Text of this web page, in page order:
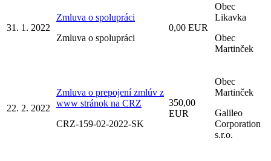
31. 1. 2022
Zmluva o spolupráci
Zmluva o spolupráci
0,00 EUR
Obec
Likavka
Obec
Martinček
22. 2. 2022
Zmluva o prepojení zmlúv z
www stránok na CRZ
CRZ-159-02-2022-SK
350,00
EUR
Obec
Martinček
Galileo
Corporation
s.r.o.